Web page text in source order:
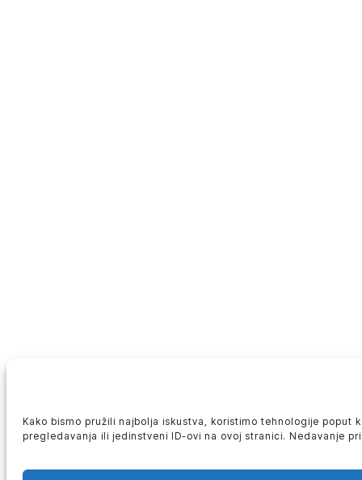
Kako bismo pružili najbolja iskustva, koristimo tehnologije
pregledavanja ili jedinstveni ID-ovi na ovoj stranici. Nedavanje